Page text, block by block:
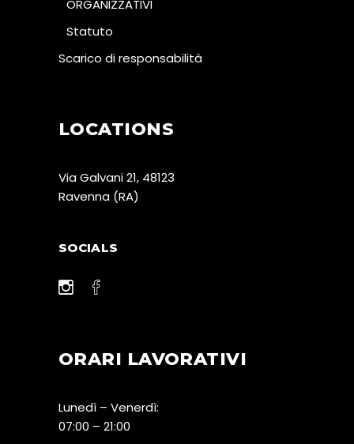
ORGANIZZATIVI
Statuto
Scarico di responsabilità
LOCATIONS
Via Galvani 21, 48123
Ravenna (RA)
SOCIALS
ORARI LAVORATIVI
Lunedì – Venerdì:
07:00 – 21:00